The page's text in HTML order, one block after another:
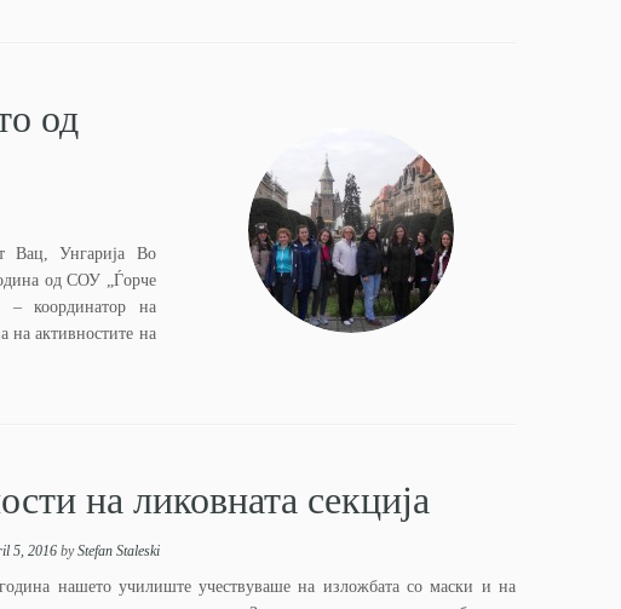
од
Вац, Унгарија Во
од СОУ „Ѓорче
– координатор на
на активностите на
на ликовната секција
5, 2016 byStefan Staleski
нашето училиште учествуваше на изложбата со маски и на